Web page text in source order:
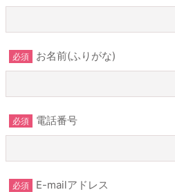
必須 お名前(ふりがな)
必須 電話番号
必須 E-mailアドレス